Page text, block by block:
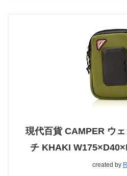
現代百貨 CAMPER ウ
チ KHAKI
created by